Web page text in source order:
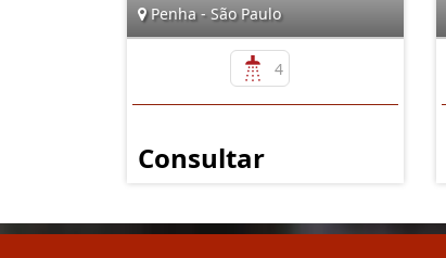
Penha - São Paulo
4
Consultar